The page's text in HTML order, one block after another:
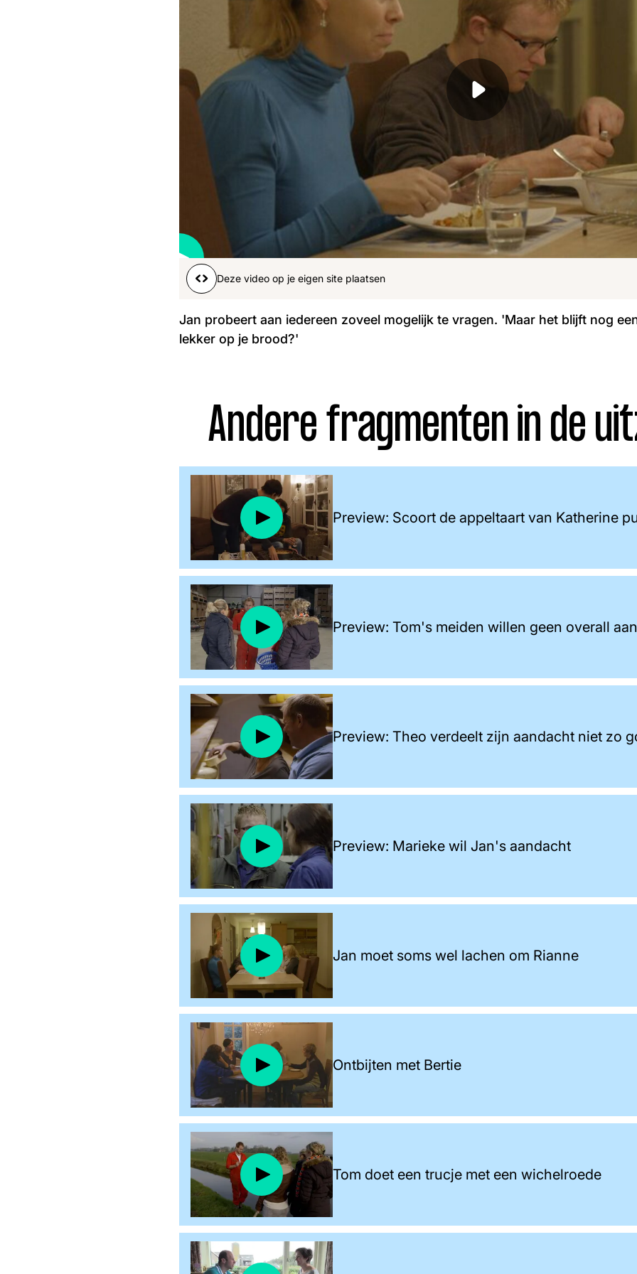
Nieuwsbrief
Word lid
Instagram
John Julius
Uitzendingen
Deze video op je eigen site plaatsen
Jan probeert aan iedereen zoveel mogelijk te vragen. 'Maar het blijft nog
lekker op je brood?'
Andere fragmenten in de
Preview: Scoort de appeltaart van Katherine
Preview: Tom's meiden willen geen overall aan
Preview: Theo verdeelt zijn aandacht niet zo
Preview: Marieke wil Jan's aandacht
Jan moet soms wel lachen om Rianne
Ontbijten met Bertie
Tom doet een trucje met een wichelroede